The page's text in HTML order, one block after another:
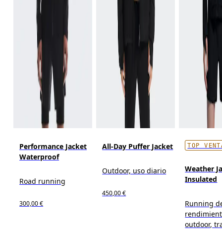
Performance Jacket
Waterproof
Road running
300,00 €
All-Day Puffer Jacket
Outdoor, uso diario
450,00 €
TOP
Weather
Insulated
Running
outdoor,